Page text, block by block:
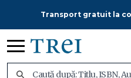
Transport gratuit la